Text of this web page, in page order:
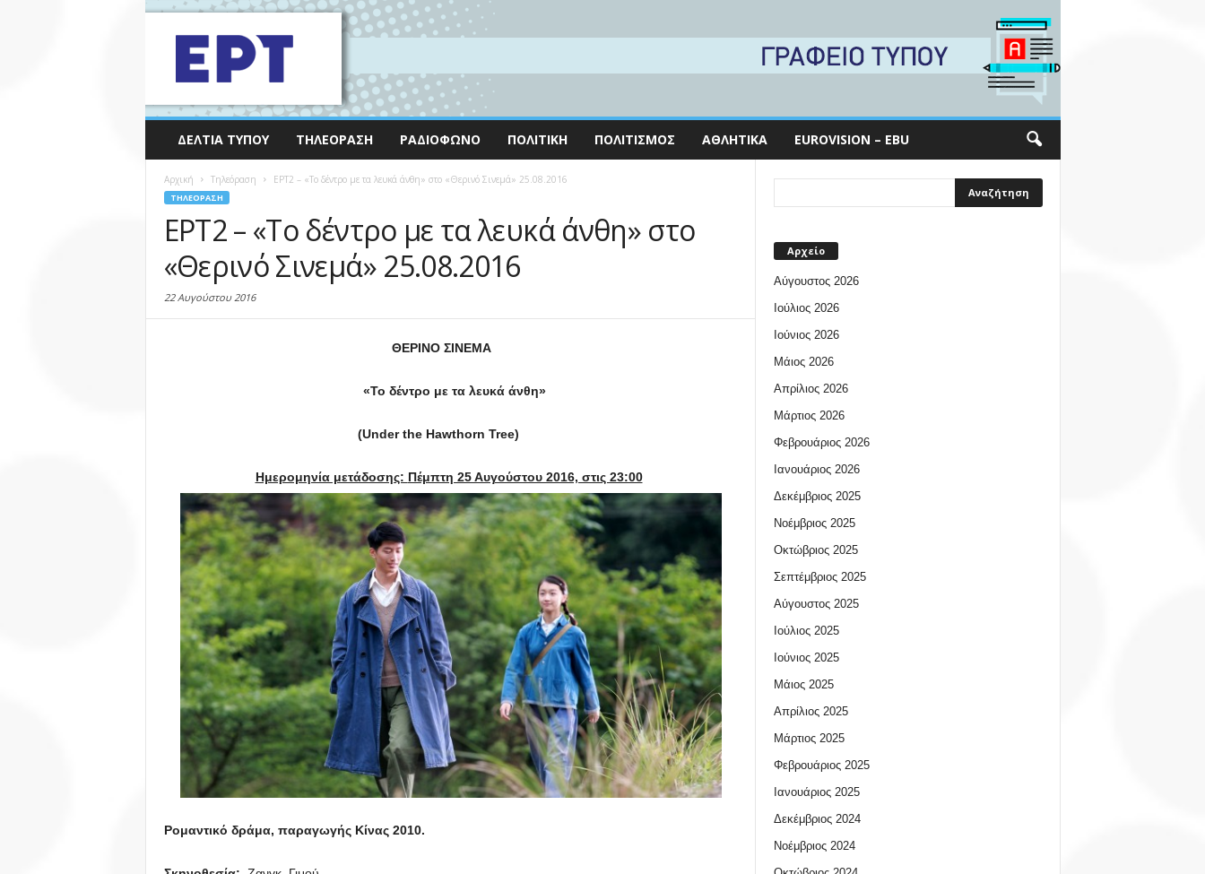
ΔΕΛΤΊΑ ΤΎΠΟΥ ΤΗΛΕΌΡΑΣΗ ΡΑΔΙΌΦΩΝΟ ΠΟΛΙΤΙΚΉ ΠΟΛΙΤΙΣΜΌΣ ΑΘΛΗΤΙΚΆ EUROVISION – EBU
Αρχική Τηλεόραση ΕΡΤ2 – «Το δέντρο με τα λευκά άνθη» στο «Θερινό Σινεμά» 25.08.2016
ΤΗΛΕΌΡΑΣΗ
ΕΡΤ2 – «Το δέντρο με τα λευκά άνθη» στο
«Θερινό Σινεμά» 25.08.2016
22 Αυγούστου 2016
ΘΕΡΙΝΟ ΣΙΝΕΜΑ
«Το δέντρο με τα λευκά άνθη»
(Under the Hawthorn Tree)
Ημερομηνία μετάδοσης: Πέμπτη 25 Αυγούστου 2016, στις 23:00
Ρομαντικό δράμα, παραγωγής Κίνας 2010.
Αρχείο
Αύγουστος 2026
Ιούλιος 2026
Ιούνιος 2026
Μάιος 2026
Απρίλιος 2026
Μάρτιος 2026
Φεβρουάριος 2026
Ιανουάριος 2026
Δεκέμβριος 2025
Νοέμβριος 2025
Οκτώβριος 2025
Σεπτέμβριος 2025
Αύγουστος 2025
Ιούλιος 2025
Ιούνιος 2025
Μάιος 2025
Απρίλιος 2025
Μάρτιος 2025
Φεβρουάριος 2025
Ιανουάριος 2025
Δεκέμβριος 2024
Νοέμβριος 2024